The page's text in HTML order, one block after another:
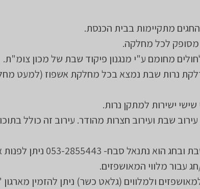
מתקיימות בבית הכנסת.
מסופק לכל מחלקה.
מחומם ע"י מנגנון פיקוד שבת של מכון צומ"ת.
נרות שבת נמצא בכל מחלקת אשפוז (למעט
ישירות למתקן נרות.
שבת ועירוב חצרות מהודר. עירוב זה כולל
משגיח הכשרות בשבת ובחג הוא נתנאל סבח- 053-
עבור מלווי המאושפזים.
ולמלווים (גלאט כשר) ניתן להזמין